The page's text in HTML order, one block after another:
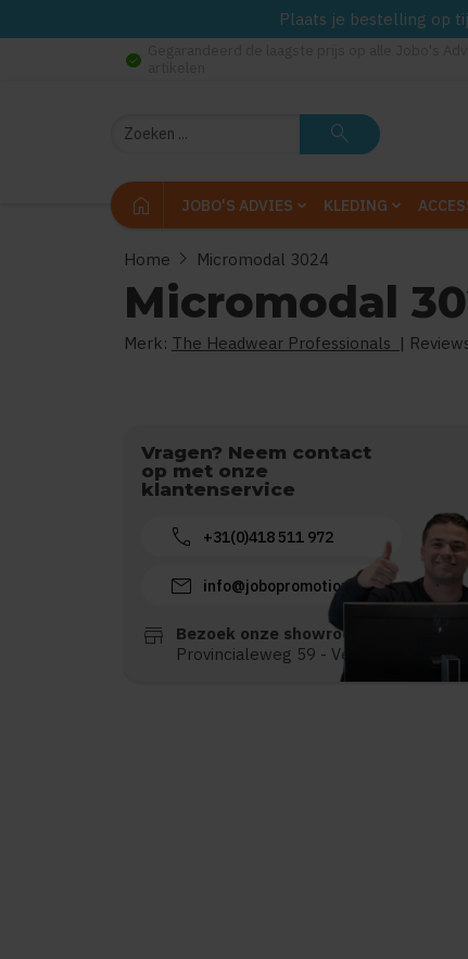
Plaats je bestelling op
check_circle
Zoeken search
home JOBO'S ADVIES KLEDING
Home chevron_right Micromodal 3024
Micromodal
Merk: The Headwear Professionals |
Vragen? Neem contact
op met onze
klantenservice
call +31(0)418 511 972
mail info@jobopromotions.nl
store
Bezoek onze showroom:
Provincialeweg 59 - Velddriel